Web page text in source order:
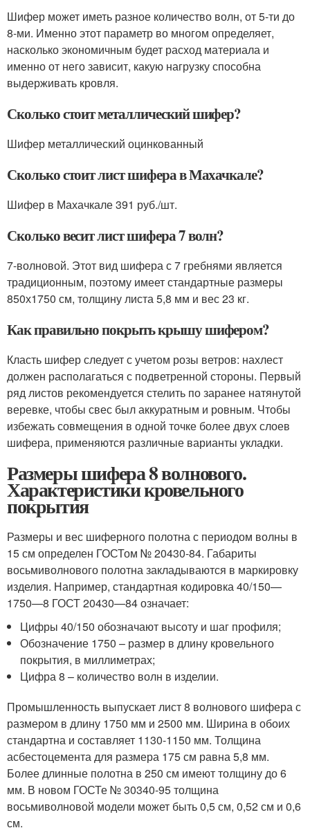
Шифер может иметь разное количество волн, от 5-ти до
8-ми. Именно этот параметр во многом определяет,
насколько экономичным будет расход материала и
именно от него зависит, какую нагрузку способна
выдерживать кровля.
Сколько стоит металлический шифер?
Шифер металлический оцинкованный
Сколько стоит лист шифера в Махачкале?
Шифер в Махачкале 391 руб./шт.
Сколько весит лист шифера 7 волн?
7-волновой. Этот вид шифера с 7 гребнями является
традиционным, поэтому имеет стандартные размеры
850х1750 см, толщину листа 5,8 мм и вес 23 кг.
Как правильно покрыть крышу шифером?
Класть шифер следует с учетом розы ветров: нахлест
должен располагаться с подветренной стороны. Первый
ряд листов рекомендуется стелить по заранее натянутой
веревке, чтобы свес был аккуратным и ровным. Чтобы
избежать совмещения в одной точке более двух слоев
шифера, применяются различные варианты укладки.
Размеры шифера 8 волнового.
Характеристики кровельного
покрытия
Размеры и вес шиферного полотна с периодом волны в
15 см определен ГОСТом № 20430-84. Габариты
восьмиволнового полотна закладываются в маркировку
изделия. Например, стандартная кодировка 40/150—
1750—8 ГОСТ 20430—84 означает:
Цифры 40/150 обозначают высоту и шаг профиля;
Обозначение 1750 – размер в длину кровельного
покрытия, в миллиметрах;
Цифра 8 – количество волн в изделии.
Промышленность выпускает лист 8 волнового шифера с
размером в длину 1750 мм и 2500 мм. Ширина в обоих
стандартна и составляет 1130-1150 мм. Толщина
асбестоцемента для размера 175 см равна 5,8 мм.
Более длинные полотна в 250 см имеют толщину до 6
мм. В новом ГОСТе № 30340-95 толщина
восьмиволновой модели может быть 0,5 см, 0,52 см и 0,6
см.